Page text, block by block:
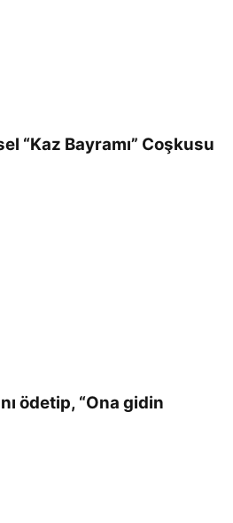
“Kaz Bayramı” Coşkusu
ödetip, “Ona gidin